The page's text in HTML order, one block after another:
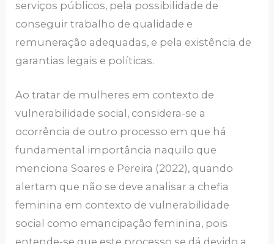
serviços públicos, pela possibilidade de
conseguir trabalho de qualidade e
remuneração adequadas, e pela existência de
garantias legais e políticas.
Ao tratar de mulheres em contexto de
vulnerabilidade social, considera-se a
ocorrência de outro processo em que há
fundamental importância naquilo que
menciona Soares e Pereira (2022), quando
alertam que não se deve analisar a chefia
feminina em contexto de vulnerabilidade
social como emancipação feminina, pois